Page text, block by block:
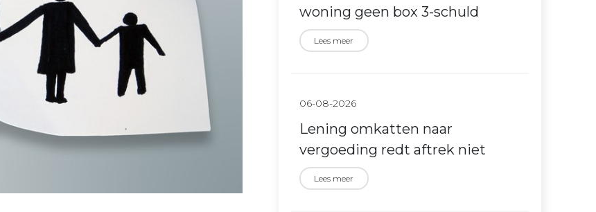
woning geen box 3-schuld
Lees meer
06-08-2026
Lening omkatten naar
vergoeding redt aftrek niet
Lees meer